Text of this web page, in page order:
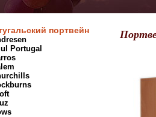
портвейн
Portugal